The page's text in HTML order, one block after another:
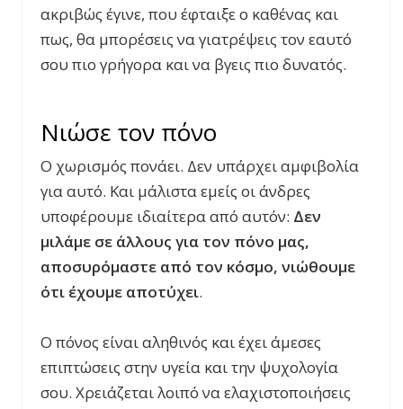
ακριβώς έγινε, που έφταιξε ο καθένας και
πως, θα μπορέσεις να γιατρέψεις τον εαυτό
σου πιο γρήγορα και να βγεις πιο δυνατός.
Νιώσε τον πόνο
Ο χωρισμός πονάει. Δεν υπάρχει αμφιβολία
για αυτό. Και μάλιστα εμείς οι άνδρες
υποφέρουμε ιδιαίτερα από αυτόν: Δεν
μιλάμε σε άλλους για τον πόνο μας,
αποσυρόμαστε από τον κόσμο, νιώθουμε
ότι έχουμε αποτύχει.
Ο πόνος είναι αληθινός και έχει άμεσες
επιπτώσεις στην υγεία και την ψυχολογία
σου. Χρειάζεται λοιπό να ελαχιστοποιήσεις